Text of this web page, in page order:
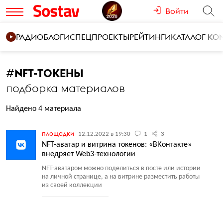
Войти
РАДИОБЛОГИСПЕЦПРОЕКТЫРЕЙТИНГИКАТАЛОГ
#NFT-ТОКЕНЫ
подборка материалов
Найдено 4 материала
площадки 12.12.2022 в 19:30 1 3
NFT-аватар и витрина токенов: «ВКонтакте»
внедряет Web3-технологии
NFT-аватаром можно поделиться в посте или истории
на личной странице, а на витрине разместить работы
из своей коллекции